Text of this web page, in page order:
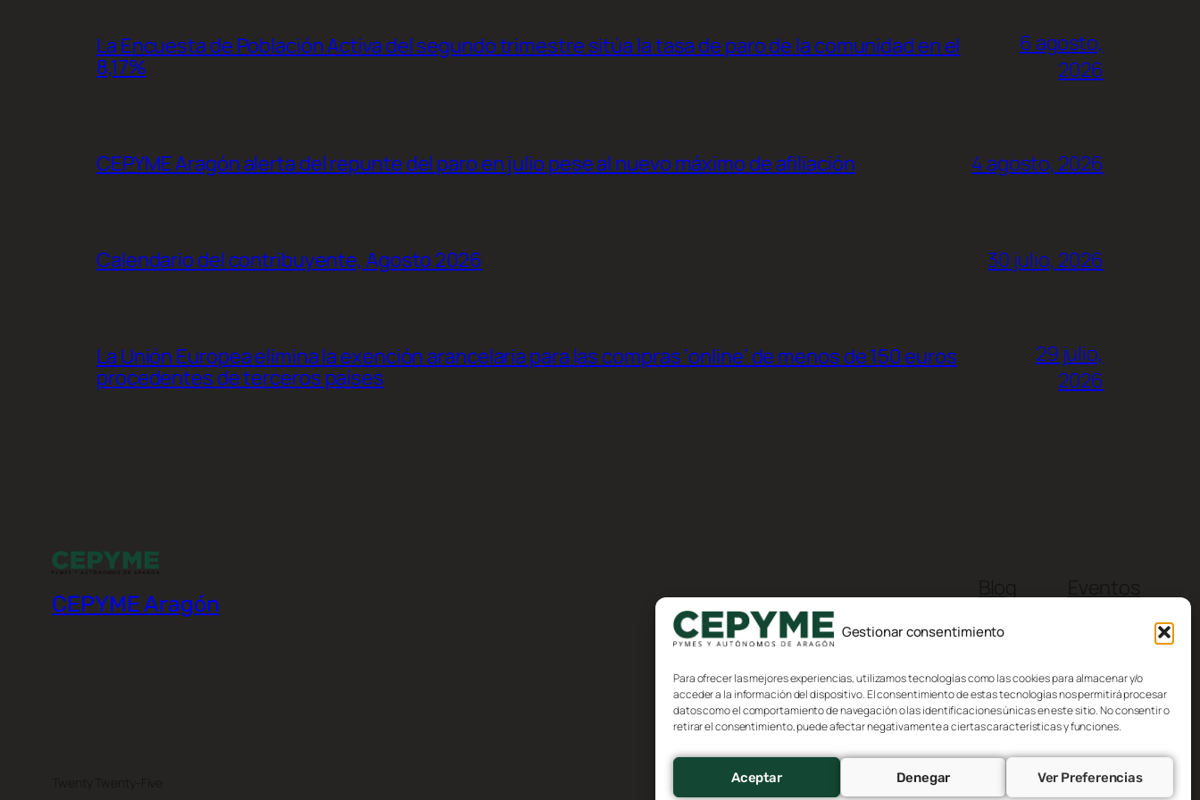
Gestionar consentimiento
Para ofrecer las mejores experiencias, utilizamos tecnologías como las cookies para almacenar y/o
acceder a la información del dispositivo. El consentimiento de estas tecnologías nos permitirá procesar
datos como el comportamiento de navegación o las identificaciones únicas en este sitio. No consentir o
retirar el consentimiento, puede afectar negativamente a ciertas características y funciones.
Aceptar Denegar Ver Preferencias
La Encuesta de Población Activa del segundo trimestre sitúa la tasa de paro de la comunidad en el
8,17%
6 agosto,
2026
CEPYME Aragón alerta del repunte del paro en julio pese al nuevo máximo de afiliación 4 agosto, 2026
Calendario del contribuyente, Agosto 2026 30 julio, 2026
La Unión Europea elimina la exención arancelaria para las compras ‘online’ de menos de 150 euros
procedentes de terceros países
29 julio,
2026
CEPYME Aragón
FAQs
Autores
Temas
Diseñado conWordPress